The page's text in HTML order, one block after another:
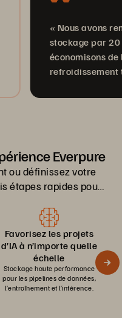
« Nous avons remplacé
stockage par 20 % d’un
économisons de
refroidissement tout
stockage. »
Everpure
ou définissez votre
étapes rapides pour
Favorisez les projets
d’IA à n’importe quelle
échelle
Stockage haute performance
pour les pipelines de données,
l’entraînement et l’inférence.